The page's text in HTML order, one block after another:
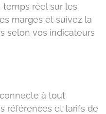
réel sur les
marges et suivez la
selon vos indicateurs
à tout
références et tarifs de